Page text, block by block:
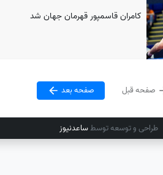
کامران قاسمپور قهرمان جهان شد
صفحه قبل صفحه بعد
طراحی و توسعه توسطساعدنیوز